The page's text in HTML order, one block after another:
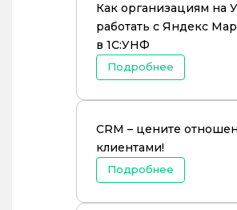
Как организациям на
работать с Яндекс
в 1С:УНФ
Подробнее
CRM – цените
клиентами!
Подробнее